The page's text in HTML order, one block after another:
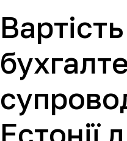
Вартість
Естонії